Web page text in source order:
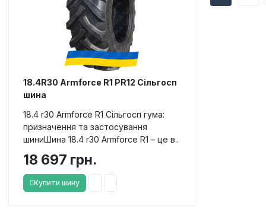
18.4R30 Armforce R1 PR12 Сільгосп
шина
18.4 r30 Armforce R1 Сільгосп гума:
призначення та застосування
шиниШина 18.4 r30 Armforce R1 – це в..
18 697 грн.
Купити шину